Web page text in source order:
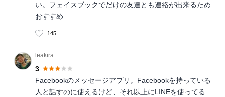
い。フェイスブックでだけの友達とも連絡が出来るため
おすすめ
145
leakira
3
Facebookのメッセージアプリ。Facebookを持っている
人と話すのに使えるけど、それ以上にLINEを使ってる